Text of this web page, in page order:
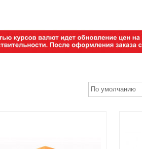
По умолчанию